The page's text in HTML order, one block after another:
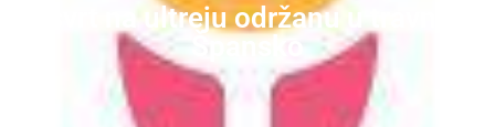
Osvrt na ultreju održanu u travnju,
Špansko